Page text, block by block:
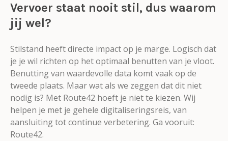
Vervoer staat nooit stil, dus waarom
jij wel?
Stilstand heeft directe impact op je marge. Logisch dat
je je wil richten op het optimaal benutten van je vloot.
Benutting van waardevolle data komt vaak op de
tweede plaats. Maar wat als we zeggen dat dit niet
nodig is? Met Route42 hoeft je niet te kiezen. Wij
helpen je met je gehele digitaliseringsreis, van
aansluiting tot continue verbetering. Ga vooruit:
Route42.